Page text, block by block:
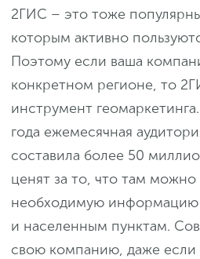
2ГИС – это тоже
которым активно
Поэтому если ваша
конкретном регионе, то
инструмент
года ежемесячная
составила более 50
ценят за то, что там
необходимую
и населенным пунктам.
свою компанию, даже если